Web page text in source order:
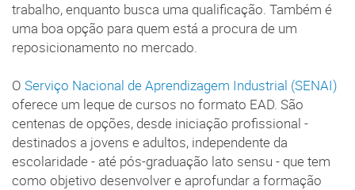
trabalho, enquanto busca uma qualificação. Também é
uma boa opção para quem está a procura de um
reposicionamento no mercado.
O Serviço Nacional de Aprendizagem Industrial (SENAI)
oferece um leque de cursos no formato EAD. São
centenas de opções, desde iniciação profissional -
destinados a jovens e adultos, independente da
escolaridade - até pós-graduação lato sensu - que tem
como objetivo desenvolver e aprofundar a formação